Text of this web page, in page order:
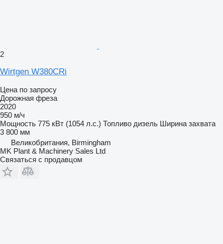
2
Wirtgen W380CRi
Цена по запросу
Дорожная фреза
2020
950 м/ч
Мощность 775 кВт (1054 л.с.) Топливо дизель Ширина захвата
3 800 мм
Великобритания, Birmingham
MK Plant & Machinery Sales Ltd
Связаться с продавцом